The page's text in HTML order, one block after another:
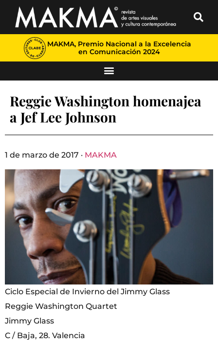
MAKMA, Premio Nacional a la Excelencia
en Comunicación 2024
Reggie Washington homenajea
a Jef Lee Johnson
1 de marzo de 2017 · MAKMA
Ciclo Especial de Invierno del Jimmy Glass
Reggie Washington Quartet
Jimmy Glass
C / Baja, 28. Valencia